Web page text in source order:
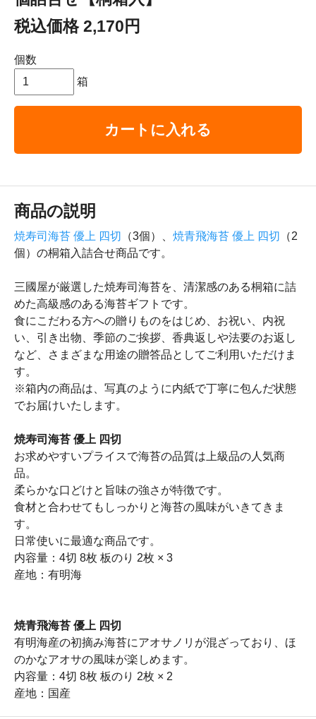
税込価格 2,170円
個数
箱
カートに入れる
商品の説明
焼寿司海苔 優上 四切 （3個）、 焼青飛海苔 優上 四切
（2
個）の桐箱入詰合せ商品です。
三國屋が厳選した焼寿司海苔を、清潔感のある桐箱に詰
めた高級感のある海苔ギフトです。
食にこだわる方への贈りものをはじめ、お祝い、内祝
い、引き出物、季節のご挨拶、香典返しや法要のお返し
など、さまざまな用途の贈答品としてご利用いただけま
す。
※箱内の商品は、写真のように内紙で丁寧に包んだ状態
でお届けいたします。
焼寿司海苔 優上 四切
お求めやすいプライスで海苔の品質は上級品の人気商
品。
柔らかな口どけと旨味の強さが特徴です。
食材と合わせてもしっかりと海苔の風味がいきてきま
す。
日常使いに最適な商品です。
内容量：4切 8枚 板のり 2枚 × 3
産地：有明海
焼青飛海苔 優上 四切
有明海産の初摘み海苔にアオサノリが混ざっており、ほ
のかなアオサの風味が楽しめます。
内容量：4切 8枚 板のり 2枚 × 2
産地：国産